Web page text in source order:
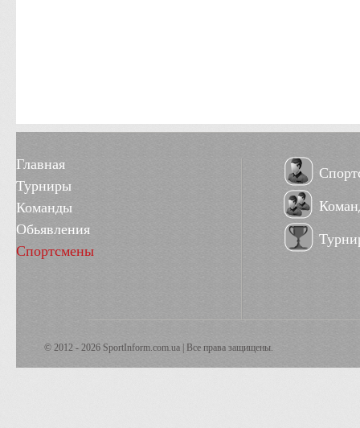
Главная
Турниры
Команды
Обьявления
Спортсмены
© 2012 - 2026 SportInform.com.ua | Все права защищены.